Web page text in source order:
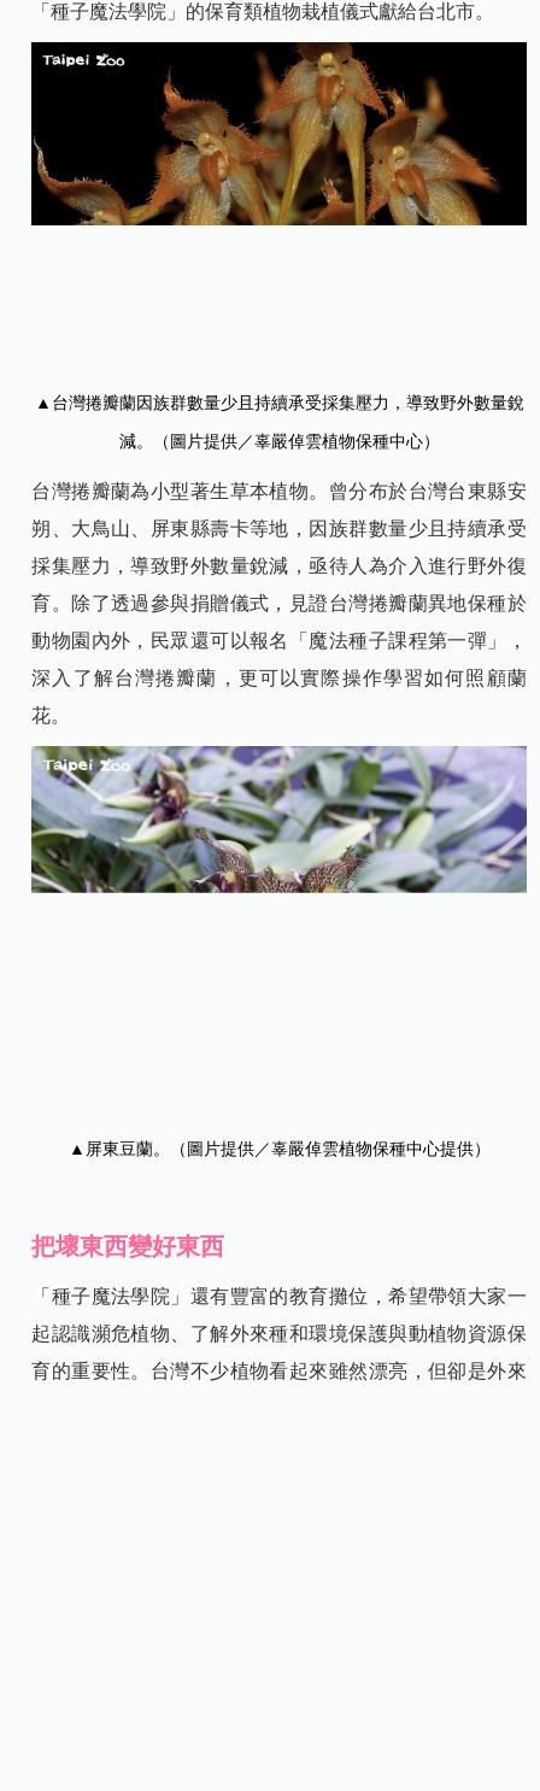
「種子魔法學院」的保育類植物栽植儀式獻給台北市。
▲台灣捲瓣蘭因族群數量少且持續承受採集壓力，導致野外數量銳
減。（圖片提供／辜嚴倬雲植物保種中心）
台灣捲瓣蘭為小型著生草本植物。曾分布於台灣台東縣安
朔、大鳥山、屏東縣壽卡等地，因族群數量少且持續承受
採集壓力，導致野外數量銳減，亟待人為介入進行野外復
育。除了透過參與捐贈儀式，見證台灣捲瓣蘭異地保種於
動物園內外，民眾還可以報名「魔法種子課程第一彈」，
深入了解台灣捲瓣蘭，更可以實際操作學習如何照顧蘭
花。
▲ 屏東豆蘭。（圖片提供／辜嚴倬雲植物保種中心提供）
把壞東西變好東西
「種子魔法學院」還有豐富的教育攤位，希望帶領大家一
起認識瀕危植物、了解外來種和環境保護與動植物資源保
育的重要性。台灣不少植物看起來雖然漂亮，但卻是外來